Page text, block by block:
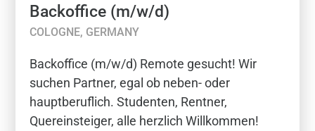
Backoffice (m/w/d)
COLOGNE, GERMANY
Backoffice (m/w/d) Remote gesucht! Wir
suchen Partner, egal ob neben- oder
hauptberuflich. Studenten, Rentner,
Quereinsteiger, alle herzlich Willkommen!